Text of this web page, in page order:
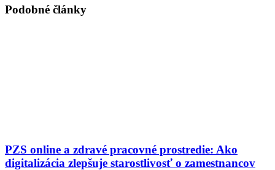
Podobné články
PZS online a zdravé pracovné prostredie: Ako
digitalizácia zlepšuje starostlivosť o zamestnancov